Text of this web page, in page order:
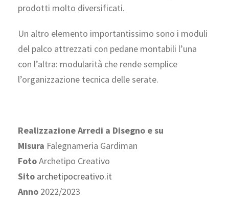
prodotti molto diversificati.
Un altro elemento importantissimo sono i moduli
del palco attrezzati con pedane montabili l’una
con l’altra: modularità che rende semplice
l’organizzazione tecnica delle serate.
Realizzazione Arredi a Disegno e su
Misura Falegnameria Gardiman
FotoArchetipo Creativo
Sito archetipocreativo.it
Anno 2022/2023